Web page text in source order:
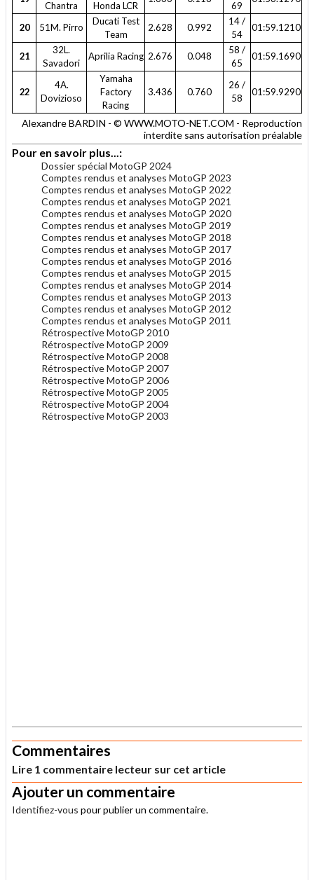
Chantra Honda LCR 69
20 51M. Pirro
Ducati Test
Team
2.628 0.992
14 /
54
01:59.1210
21
32L.
Savadori
Aprilia Racing 2.676 0.048
58 /
65
01:59.1690
22
4A.
Dovizioso
Yamaha
Factory
Racing
3.436 0.760
26 /
58
01:59.9290
Alexandre BARDIN - © WWW.MOTO-NET.COM - Reproduction
interdite sans autorisation préalable
Pour en savoir plus...:
Dossier spécial MotoGP 2024
Comptes rendus et analyses MotoGP 2023
Comptes rendus et analyses MotoGP 2022
Comptes rendus et analyses MotoGP 2021
Comptes rendus et analyses MotoGP 2020
Comptes rendus et analyses MotoGP 2019
Comptes rendus et analyses MotoGP 2018
Comptes rendus et analyses MotoGP 2017
Comptes rendus et analyses MotoGP 2016
Comptes rendus et analyses MotoGP 2015
Comptes rendus et analyses MotoGP 2014
Comptes rendus et analyses MotoGP 2013
Comptes rendus et analyses MotoGP 2012
Comptes rendus et analyses MotoGP 2011
Rétrospective MotoGP 2010
Rétrospective MotoGP 2009
Rétrospective MotoGP 2008
Rétrospective MotoGP 2007
Rétrospective MotoGP 2006
Rétrospective MotoGP 2005
Rétrospective MotoGP 2004
Rétrospective MotoGP 2003
Commentaires
Lire 1 commentaire lecteur sur cet article
Ajouter un commentaire
Identifiez-vous pour publier un commentaire.